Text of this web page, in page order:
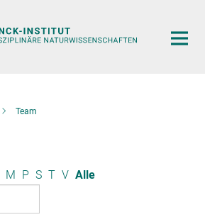
Team
M P S T V Alle